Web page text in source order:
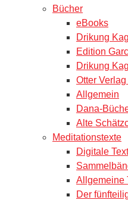
Bücher
eBooks
Drikung
Edition
Drikung
Otter
Allgemein
Dana-
Alte
Meditationstexte
Digitale
Allgemeine
Der